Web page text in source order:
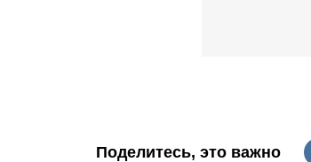
Поделитесь, это важно